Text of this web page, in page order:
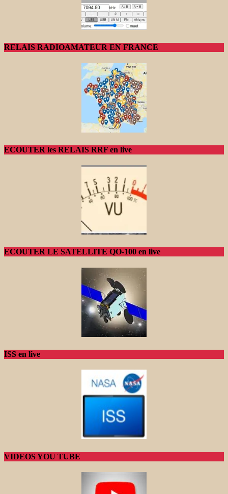
RELAIS RADIOAMATEUR EN FRANCE
ECOUTER les RELAIS RRF en live
ECOUTER LE SATELLITE QO-100 en live
ISS en live
VIDEOS YOU TUBE